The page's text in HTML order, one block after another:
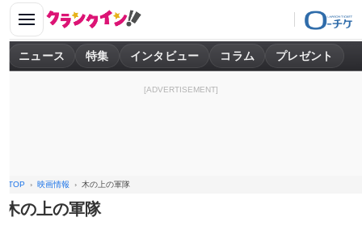
ニュース 特集 インタビュー コラム プレゼント
[ADVERTISEMENT]
TOP 映画情報 木の上の軍隊
木の上の軍隊